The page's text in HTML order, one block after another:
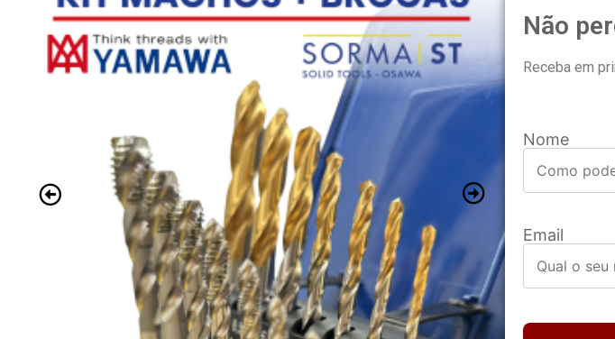
Não
Receba em
Nome
Email